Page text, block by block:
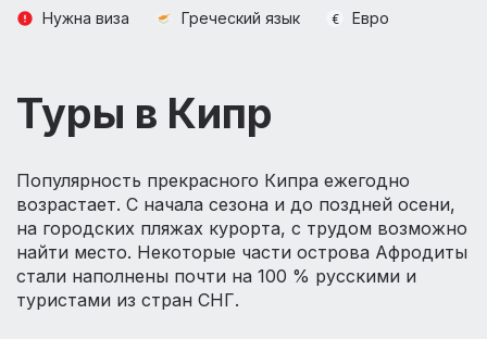
Нужна виза Греческий язык Евро
Туры в Кипр
Популярность прекрасного Кипра ежегодно
возрастает. С начала сезона и до поздней осени,
на городских пляжах курорта, с трудом возможно
найти место. Некоторые части острова Афродиты
стали наполнены почти на 100 % русскими и
туристами из стран СНГ.